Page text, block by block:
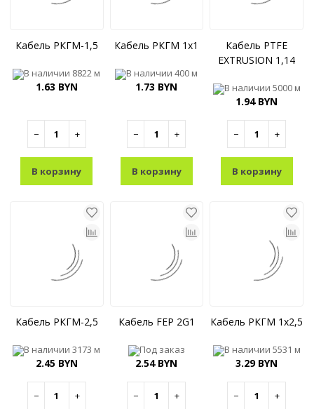
Кабель РКГМ-1,5
В наличии 8822 м
1.63 BYN
− +
В корзину
Кабель РКГМ 1x1
В наличии400 м
1.73 BYN
− +
В корзину
Кабель PTFE
EXTRUSION 1,14
В наличии 5000 м
1.94 BYN
− +
В корзину
Кабель РКГМ-2,5
В наличии3173 м
2.45 BYN
− +
Кабель FEP 2G1
Под заказ
2.54 BYN
− +
Кабель РКГМ 1x2,5
В наличии 5531 м
3.29 BYN
− +